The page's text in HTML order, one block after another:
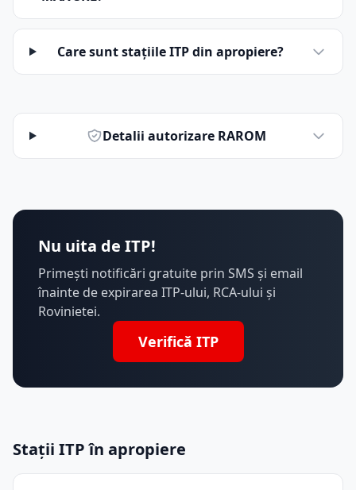
Care sunt stațiile ITP din apropiere?
Detalii autorizare RAROM
Nu uita de ITP!
Primești notificări gratuite prin SMS și email
înainte de expirarea ITP-ului, RCA-ului și
Rovinietei.
Verifică ITP
Stații ITP în apropiere